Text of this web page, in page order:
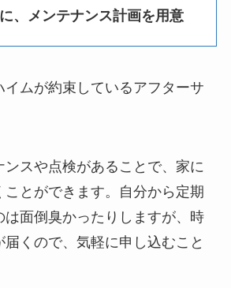
、メンテナンス計画を用意
イムが約束しているアフターサ
ンスや点検があることで、家に
とができます。自分から定期
は面倒臭かったりしますが、時
くので、気軽に申し込むこと